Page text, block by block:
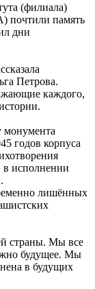
(филиала)
почтили память
дни
Петрова.
каждого,
монумента
годов корпуса
в исполнении
лишённых
страны. Мы все
будущее. Мы
в будущих